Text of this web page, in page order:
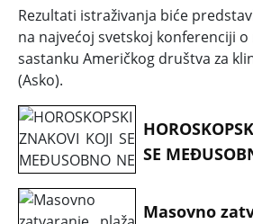
Rezultati istraživanja biće
na najvećoj svetskoj konferenciji
sastanku Američkog društva za
(Asko).
SE
različiti
Masovno